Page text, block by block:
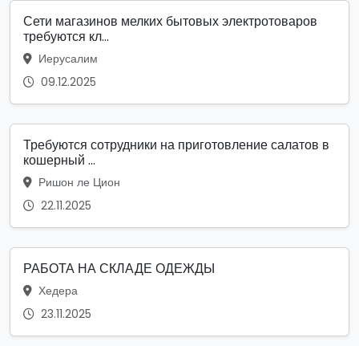
Сети магазинов мелких бытовых электротоваров
требуются кл...
Иерусалим
09.12.2025
Требуются сотрудники на приготовление салатов в
кошерный ...
Ришон ле Цион
22.11.2025
РАБОТА НА СКЛАДЕ ОДЕЖДЫ
Хедера
23.11.2025